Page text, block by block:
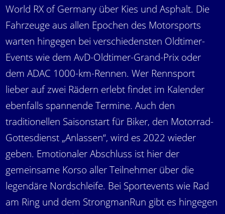
World RX of Germany über Kies und Asphalt. Die
Fahrzeuge aus allen Epochen des Motorsports
warten hingegen bei verschiedensten Oldtimer-
Events wie dem AvD-Oldtimer-Grand-Prix oder
dem ADAC 1000-km-Rennen. Wer Rennsport
lieber auf zwei Rädern erlebt findet im Kalender
ebenfalls spannende Termine. Auch den
traditionellen Saisonstart für Biker, den Motorrad-
Gottesdienst „Anlassen“, wird es 2022 wieder
geben. Emotionaler Abschluss ist hier der
gemeinsame Korso aller Teilnehmer über die
legendäre Nordschleife. Bei Sportevents wie Rad
am Ring und dem StrongmanRun gibt es hingegen